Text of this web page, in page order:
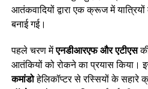
आतंकवादियों द्वारा एक क्रूज में
बनाई गई।
पहले चरण मेंएनडीआरएफ और एटीएस
आतंकियों को रोकने का प्रयास किया।
कमांडोहेलिकॉप्टर से रस्सियों के सहारे